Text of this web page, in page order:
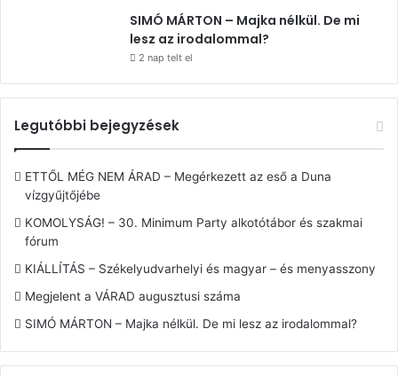
SIMÓ MÁRTON – Majka nélkül. De mi
lesz az irodalommal?
2 nap telt el
Legutóbbi bejegyzések
ETTŐL MÉG NEM ÁRAD – Megérkezett az eső a Duna
vízgyűjtőjébe
KOMOLYSÁG! – 30. Minimum Party alkotótábor és szakmai
fórum
KIÁLLÍTÁS – Székelyudvarhelyi és magyar – és menyasszony
Megjelent a VÁRAD augusztusi száma
SIMÓ MÁRTON – Majka nélkül. De mi lesz az irodalommal?